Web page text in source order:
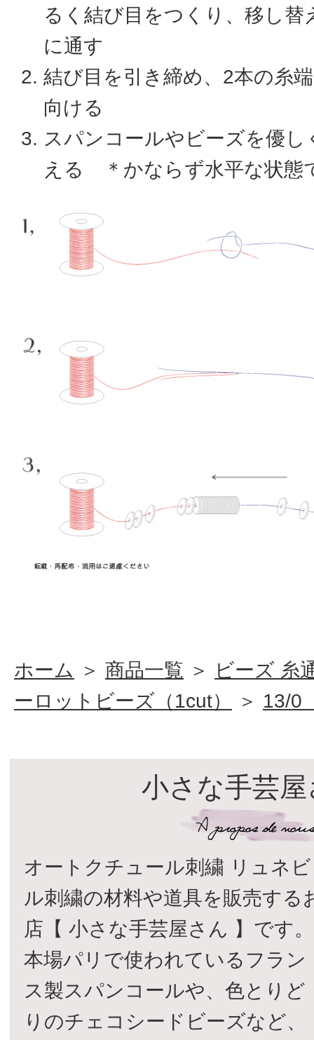
るく結び目をつくり、移し替
に通す
結び目を引き締め、2本の糸
向ける
スパンコールやビーズを優し
える ＊かならず水平な状態
ホーム ＞ 商品一覧 ＞
ビーズ 糸
ーロットビーズ（1cut）
＞ 13/0
小さな手芸
オートクチュール刺繍 リュネビ
ル刺繍の材料や道具を販売する
店【 小さな手芸屋さん 】です。
本場パリで使われているフラン
ス製スパンコールや、色とりど
りのチェコシードビーズなど、